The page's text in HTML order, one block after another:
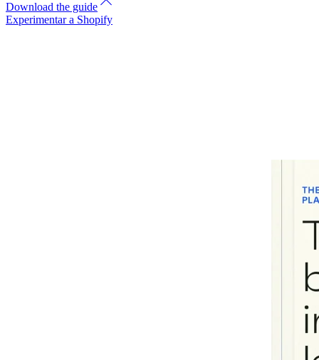
Download the guide
Experimentar a Shopify